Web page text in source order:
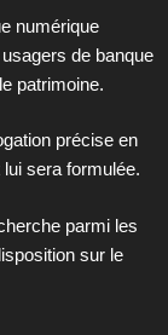
numérique
de banque
patrimoine.
précise en
sera formulée.
parmi les
sur le